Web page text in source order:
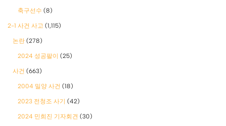
축구선수 (8)
2-1 사건 사고 (1,115)
논란 (278)
2024 성공팔이 (25)
사건 (663)
2004 밀양 사건 (18)
2023 전청조 사기 (42)
2024 민희진 기자회견 (30)